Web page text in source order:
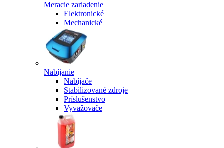
Meracie zariadenie
Elektronické
Mechanické
Nabíjanie
Nabíjače
Stabilizované zdroje
Príslušenstvo
Vyvažovače